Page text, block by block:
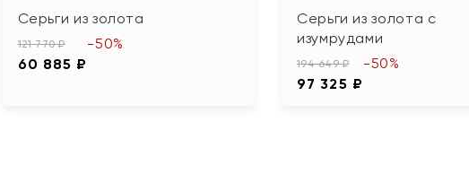
Серьги из золота
121 770 ₽
60 885 ₽
-50%
Серьги из золота с
изумрудами
194 649 ₽
97 325 ₽
-50%